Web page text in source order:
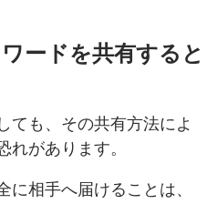
ードを共有すると
ても、その共有方法によ
れがあります。
に相手へ届けることは、